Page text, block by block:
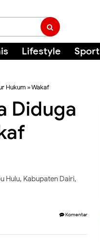
Lifestyle Sport
Hukum »Wakaf
Diduga
Hulu, Kabupaten Dairi,
Komentar